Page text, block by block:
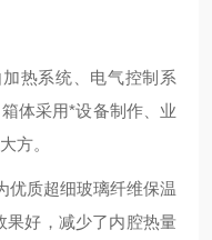
热系统、电气控制系
体采用*设备制作、业
方。
优质超细玻璃纤维保温
果好，减少了内腔热量